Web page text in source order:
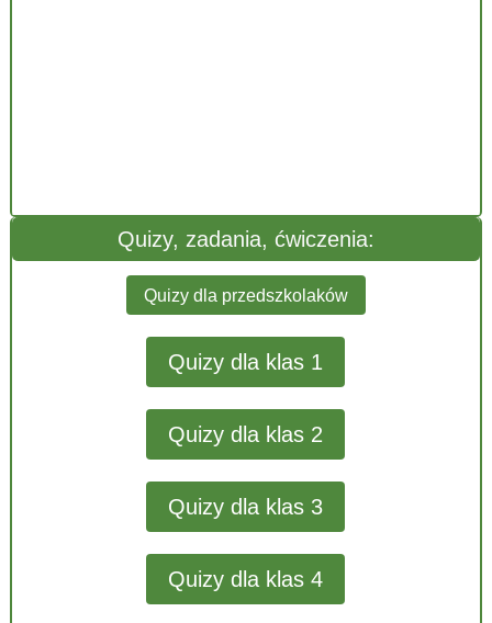
Quizy, zadania, ćwiczenia:
Quizy dla przedszkolaków
Quizy dla klas 1
Quizy dla klas 2
Quizy dla klas 3
Quizy dla klas 4